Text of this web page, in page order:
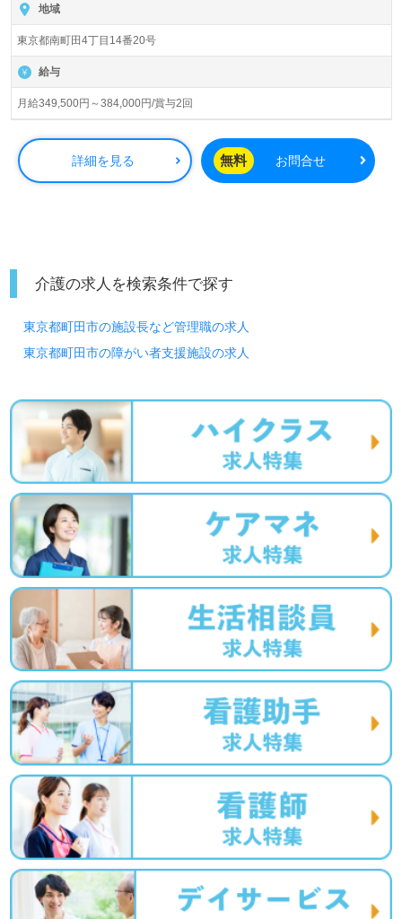
HOSPICE/株式会社シーユーシー・ホスピス（本社：東京
都港区）様の運営です。北海道、東北、関東、東海、関西
エリアにホスピス型住宅施設、訪問看護事業所、訪問介護
事業所、居宅介護および重度訪問看護事業を展開されてい
◎『いのち』に寄り添うホスピス事業。『他職種の職員様
と想いをひとつに働ける。』等のお声も届く事業所様！◎
看護師としての臨床経験のある方をお迎えします。ホスピ
スでの勤務経験は問いません。急性期、緩和ケア、療養
す。『ご利用者様やご家族様に寄り添いながら看護業務を
行いたい』『病院での勤務経験を高齢者福祉で活かした
きがいを感じながら仕事をしたい』『転職で施設形態や環
境を変えて働きたい』等の方も大歓迎です。ご利用者様と
の求人は＜看護師紹介専任コンサルタント＞より求人詳細
をご案内します。お問い合わせも遠慮なくお願いします。
全国の求人ご紹介！医療/福祉業界の正社員/パート求人探
しは【ウィルオブ介護】＊求人情報収集、将来的に検討の
方も遠慮なく＊
LINE、メール、お電話などご希望に応じてお問い合わせ/ご
相談可能です。転職相談、求人紹介、年収交渉など完全無
料サービスをご利用いただけます。＜非公開求人も取扱い
あり！＞"転職支援"のプロと一緒に転職活動！お問い合わ
せお待ちしております。
地域
東京都南町田4丁目14番20号
給与
月給349,500円～384,000円/賞与2回
詳細を見る 無料 お問合せ
介護の求人を検索条件で探す
東京都町田市の施設長など管理職の求人
東京都町田市の障がい者支援施設の求人